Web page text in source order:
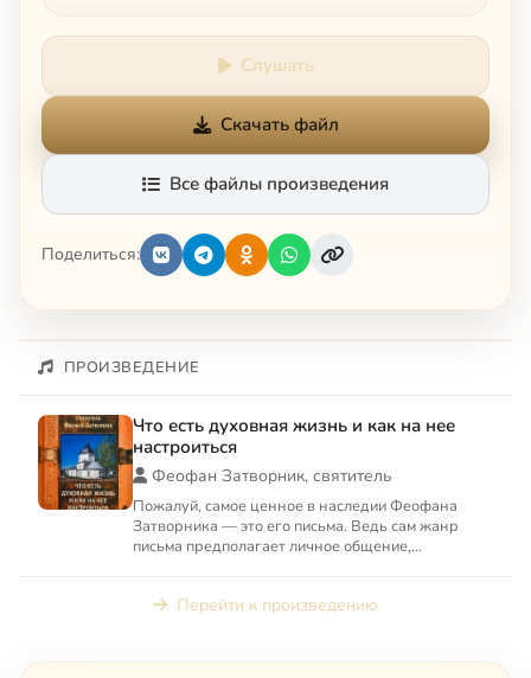
Слушать
Скачать файл
Все файлы произведения
Поделиться:
ПРОИЗВЕДЕНИЕ
Что есть духовная жизнь и как на нее
настроиться
Феофан Затворник, святитель
Пожалуй, самое ценное в наследии Феофана
Затворника — это его письма. Ведь сам жанр
письма предполагает личное общение,
Перейти к произведению